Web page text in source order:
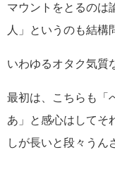
マウントをとるのは
人」というのも結構
いわゆるオタク気質
最初は、こちらも「
あ」と感心はしてそ
しが長いと段々うん